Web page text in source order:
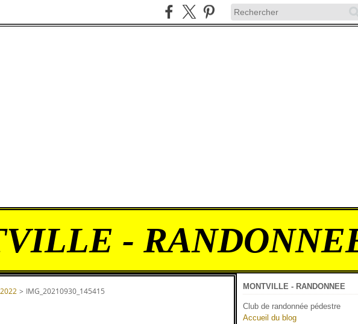
-
> IMG_20210930_145415 MONTVILLE - RANDONNEE
Club de randonnée pédestre
Accueil du blog